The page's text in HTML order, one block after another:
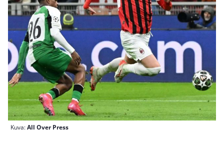
Kuva:All Over Press